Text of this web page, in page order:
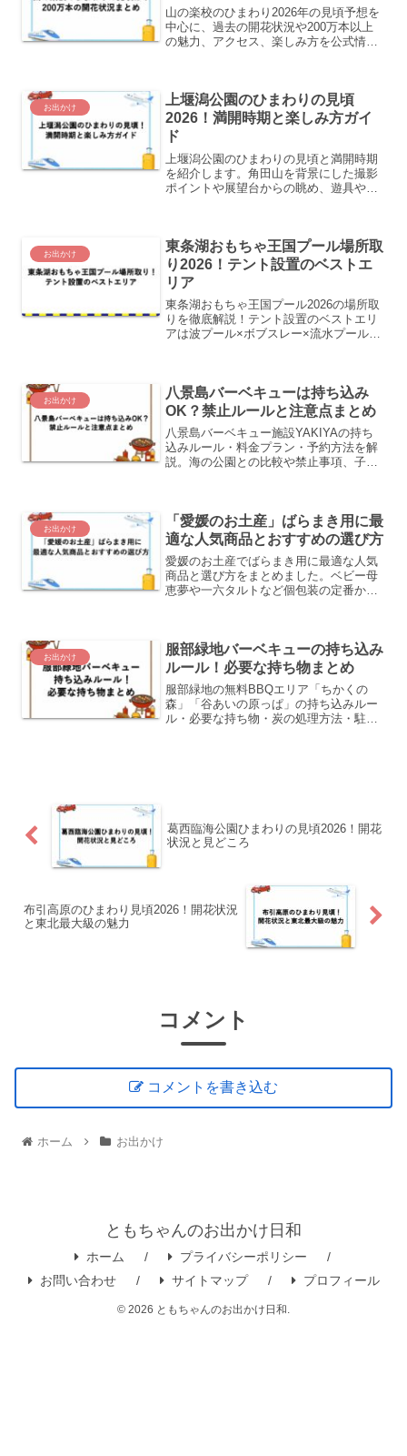
山の楽校のひまわり2026年の見頃予想を
中心に、過去の開花状況や200万本以上
の魅力、アクセス、楽しみ方を公式情報
お出かけ
上堰潟公園のひまわりの見頃
2026！満開時期と楽しみ方ガイ
ド
上堰潟公園のひまわりの見頃と満開時期
を紹介します。角田山を背景にした撮影
ポイントや展望台からの眺め、遊具やバ
お出かけ
東条湖おもちゃ王国プール場所取
り2026！テント設置のベストエ
リア
東条湖おもちゃ王国プール2026の場所取
りを徹底解説！テント設置のベストエリ
アは波プール×ボブスレー×流水プールの
お出かけ
八景島バーベキューは持ち込み
OK？禁止ルールと注意点まとめ
八景島バーベキュー施設YAKIYAの持ち
込みルール・料金プラン・予約方法を解
説。海の公園との比較や禁止事項、子連
お出かけ
「愛媛のお土産」ばらまき用に最
適な人気商品とおすすめの選び方
愛媛のお土産でばらまき用に最適な人気
商品と選び方をまとめました。ベビー母
恵夢や一六タルトなど個包装の定番から
お出かけ
服部緑地バーベキューの持ち込み
ルール！必要な持ち物まとめ
服部緑地の無料BBQエリア「ちかくの
森」「谷あいの原っぱ」の持ち込みルー
ル・必要な持ち物・炭の処理方法・駐車
葛西臨海公園ひまわりの見頃2026！開花
状況と見どころ
布引高原のひまわり見頃2026！開花状況
と東北最大級の魅力
コメント
コメントを書き込む
ホーム お出かけ
ともちゃんのお出かけ日和
ホーム
プライバシーポリシー
お問い合わせ
サイトマップ プロフィール
© 2026 ともちゃんのお出かけ日和.